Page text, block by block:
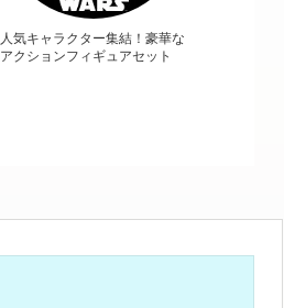
人気キャラクター集結！豪華な
アクションフィギュアセット